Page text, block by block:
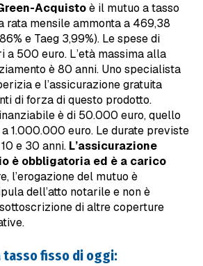
Acquistoè il mutuo a tasso
rata mensile ammonta a 469,38
e Taeg 3,99%). Le spese di
a 500 euro. L’età massima alla
è 80 anni. Uno specialista
e l’assicurazione gratuita
di forza di questo prodotto.
è di 50.000 euro, quello
1.000.000 euro. Le durate previste
e 30 anni. L’assicurazione
è obbligatoria ed è a carico
l’erogazione del mutuo è
dell’atto notarile e non è
di altre coperture
tasso fisso di oggi: